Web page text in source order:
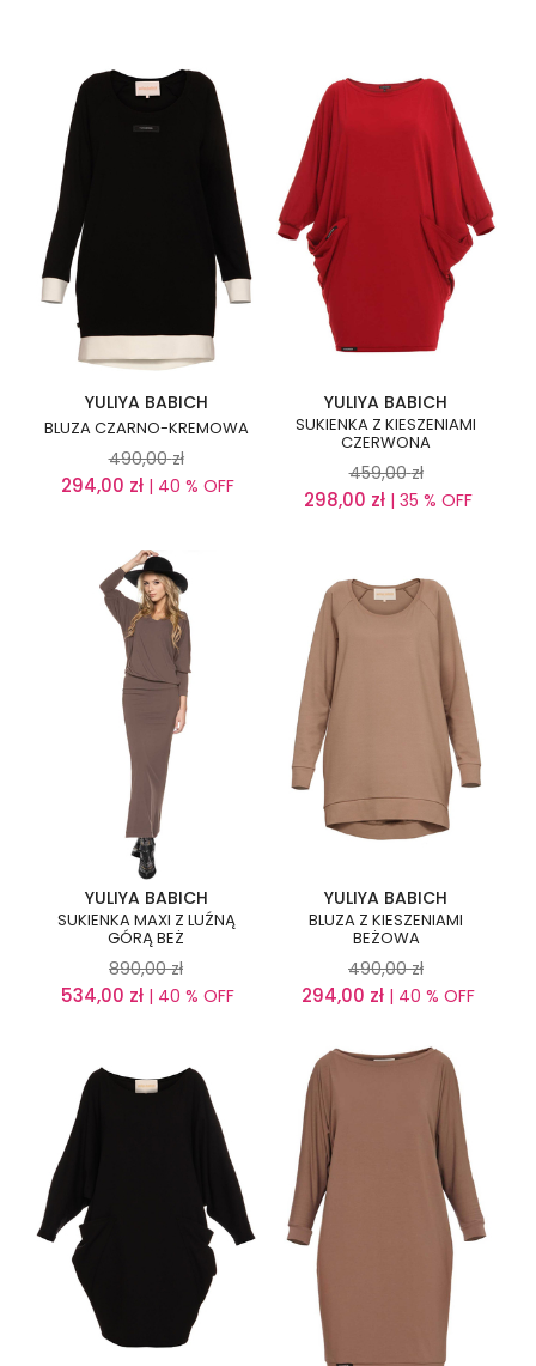
YULIYA BABICH
BLUZA CZARNO-KREMOWA
490,00 zł
294,00 zł | 40 % OFF
YULIYA BABICH
SUKIENKA Z KIESZENIAMI
CZERWONA
459,00 zł
298,00 zł| 35 % OFF
YULIYA BABICH
SUKIENKA MAXI Z LUŹNĄ
GÓRĄ BEŻ
890,00 zł
534,00 zł | 40 % OFF
YULIYA BABICH
BLUZA Z KIESZENIAMI
BEŻOWA
490,00 zł
294,00 zł| 40 % OFF